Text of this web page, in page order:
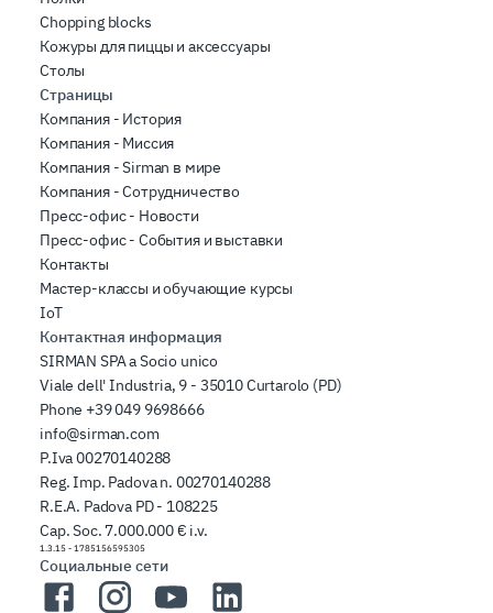
Chopping blocks
Кожуры для пиццы и аксессуары
Столы
Страницы
Компания - История
Компания - Миссия
Компания - Sirman в мире
Компания - Сотрудничество
Пресс-офис - Новости
Пресс-офис - События и выставки
Контакты
Мастер-классы и обучающие курсы
IoT
Контактная информация
SIRMAN SPA a Socio unico
Viale dell' Industria, 9 - 35010 Curtarolo (PD)
Phone +39 049 9698666
info@sirman.com
P.Iva 00270140288
Reg. Imp. Padova n. 00270140288
R.E.A. Padova PD - 108225
Cap. Soc. 7.000.000 € i.v.
1.3.15 - 1785156595305
Социальные сети
FacebookInstagramYouTubeLinkedIn